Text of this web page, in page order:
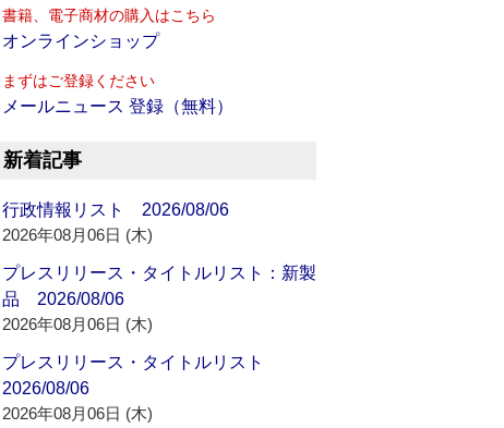
書籍、電子商材の購入はこちら
オンラインショップ
まずはご登録ください
メールニュース 登録（無料）
新着記事
行政情報リスト 2026/08/06
2026年08月06日 (木)
プレスリリース・タイトルリスト：新製
品 2026/08/06
2026年08月06日 (木)
プレスリリース・タイトルリスト
2026/08/06
2026年08月06日 (木)